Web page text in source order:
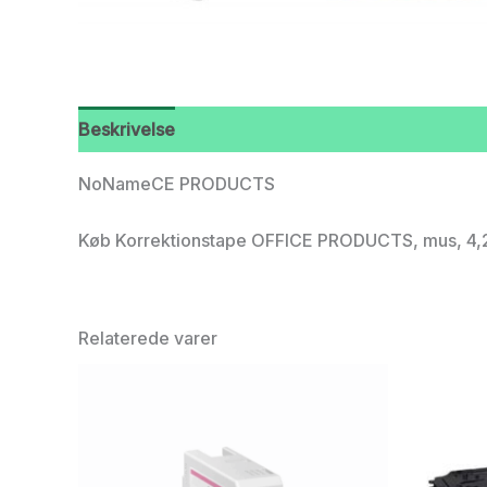
Beskrivelse
NoNameCE PRODUCTS
Køb Korrektionstape OFFICE PRODUCTS, mus,
Relaterede varer